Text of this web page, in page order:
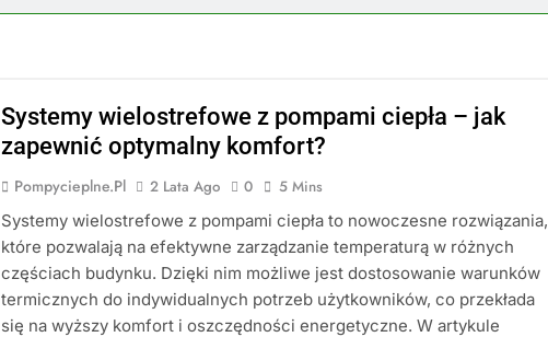
Systemy wielostrefowe z pompami ciepła – jak
zapewnić optymalny komfort?
Pompycieplne.pl 2 Lata Ago 0
5 Mins
Systemy wielostrefowe z pompami ciepła to nowoczesne rozwiązania,
które pozwalają na efektywne zarządzanie temperaturą w różnych
częściach budynku. Dzięki nim możliwe jest dostosowanie warunków
termicznych do indywidualnych potrzeb użytkowników, co przekłada
się na wyższy komfort i oszczędności energetyczne. W artykule